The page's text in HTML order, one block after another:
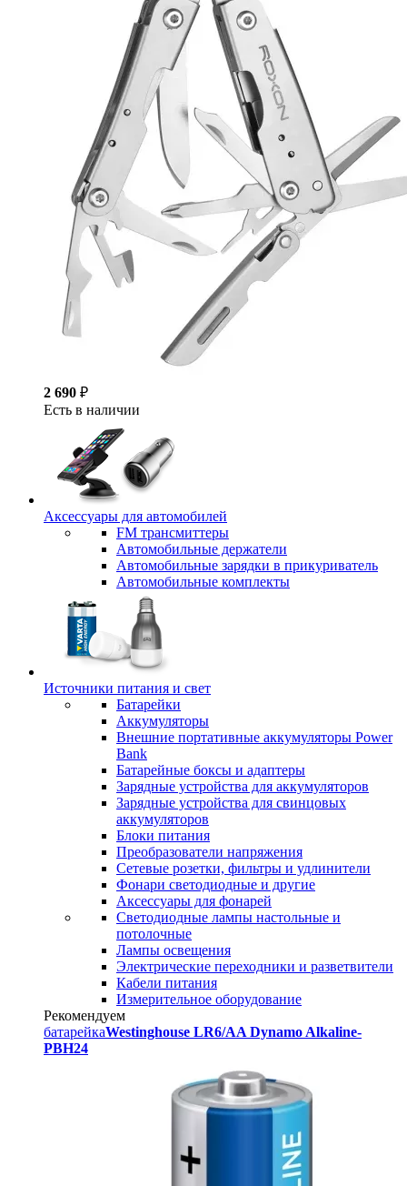
2 690 ₽
Есть в наличии
Аксессуары для автомобилей
FM трансмиттеры
Автомобильные держатели
Автомобильные зарядки в прикуриватель
Автомобильные комплекты
Источники питания и свет
Батарейки
Аккумуляторы
Внешние портативные аккумуляторы Power
Bank
Батарейные боксы и адаптеры
Зарядные устройства для аккумуляторов
Зарядные устройства для свинцовых
аккумуляторов
Блоки питания
Преобразователи напряжения
Сетевые розетки, фильтры и удлинители
Фонари светодиодные и другие
Аксессуары для фонарей
Светодиодные лампы настольные и
потолочные
Лампы освещения
Электрические переходники и разветвители
Кабели питания
Измерительное оборудование
Рекомендуем
батарейкаWestinghouse LR6/AA Dynamo Alkaline-
PBH24